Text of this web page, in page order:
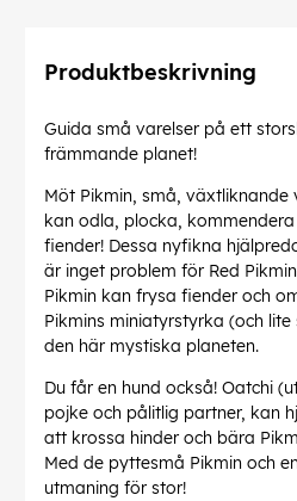
Produktbeskrivning
Guida små varelser på ett
främmande planet!
Möt Pikmin, små, växtliknande
kan odla, plocka,
fiender! Dessa nyfikna
är inget problem för Red
Pikmin kan frysa fiender och
Pikmins miniatyrstyrka (och
den här mystiska planeten.
Du får en hund också! Oatchi
pojke och pålitlig partner, kan
att krossa hinder och bära
Med de pyttesmå Pikmin och
utmaning för stor!